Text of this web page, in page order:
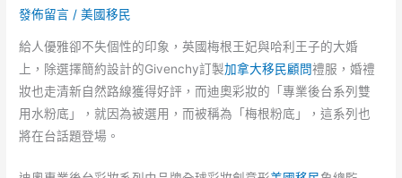
發佈留言 /美國移民
給人優雅卻不失個性的印象，英國梅根王妃與哈利王子的大婚
上，除選擇簡約設計的Givenchy訂製加拿大移民顧問禮服，婚禮
妝也走清新自然路線獲得好評，而迪奧彩妝的「專業後台系列雙
用水粉底」，就因為被選用，而被稱為「梅根粉底」，這系列也
將在台話題登場。